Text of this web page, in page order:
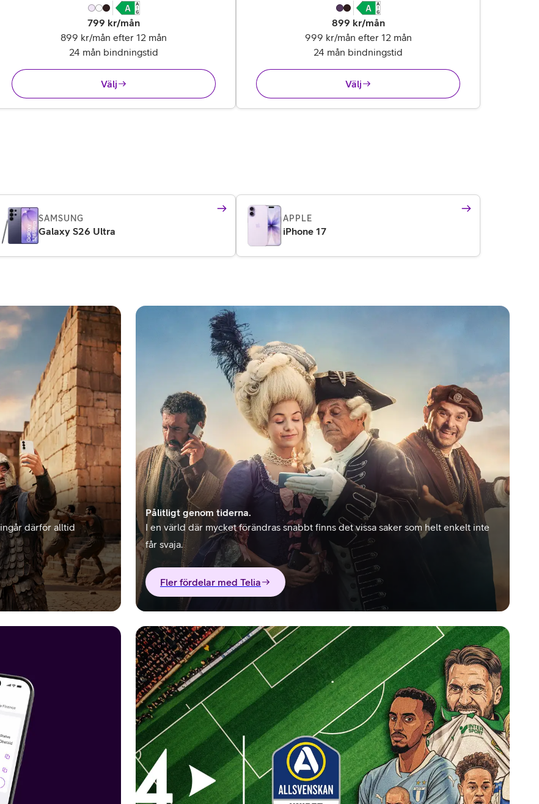
799 kr/mån
899 kr/mån efter 12 mån
24 mån bindningstid
Välj
899 kr/mån
999 kr/mån efter 12 mån
24 mån bindningstid
Välj
SAMSUNG
Galaxy S26 Ultra
APPLE
iPhone 17
därför alltid
Pålitligt genom tiderna.
I en värld där mycket förändras snabbt finns det vissa saker som helt enkelt inte
får svaja.
Fler fördelar med Telia